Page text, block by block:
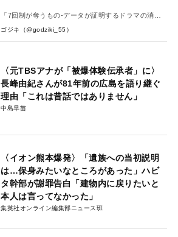
「7回制が奪うもの-データが証明するドラマの消
失-」
ゴジキ（@godziki_55）
〈元TBSアナが「被爆体験伝承者」に〉
長峰由紀さんが81年前の広島を語り継ぐ
理由「これは昔話ではありません」
中島早苗
〈イオン熊本爆発〉「遺族への当初説明
は…保身みたいなところがあった」ハビ
タ幹部が謝罪告白「建物内に戻りたいと
本人は言ってなかった」
集英社オンライン編集部ニュース班